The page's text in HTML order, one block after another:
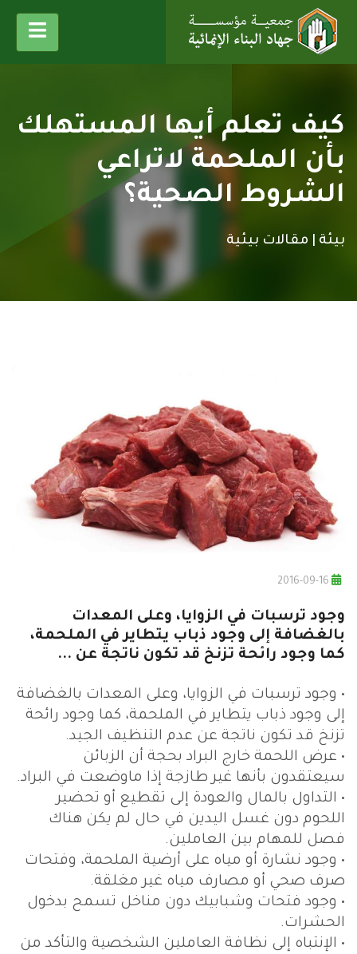
كيف تعلم أيها المستهلك
بأن الملحمة لاتراعي
الشروط الصحية؟
بيئة | مقالات بيئية
وجود ترسبات في الزوايا، وعلى المعدات
بالغضافة إلى وجود ذباب يتطاير في الملحمة،
كما وجود رائحة تزنخ قد تكون ناتجة عن ...
• وجود ترسبات في الزوايا، وعلى المعدات بالغضافة
إلى وجود ذباب يتطاير في الملحمة، كما وجود رائحة
تزنخ قد تكون ناتجة عن عدم التنظيف الجيد.
• عرض اللحمة خارج البراد بحجة أن الزبائن
سيعتقدون بأنها غير طازجة إذا ماوضعت في البراد.
• التداول بالمال والعودة إلى تقطيع أو تحضير
اللحوم دون غسل اليدين في حال لم يكن هناك
فصل للمهام بين العاملين.
• وجود نشارة أو مياه على أرضية الملحمة، وفتحات
صرف صحي أو مصارف مياه غير مغلقة.
• وجود فتحات وشبابيك دون مناخل تسمح بدخول
الحشرات.
• الإنتباه إلى نظافة العاملين الشخصية والتأكد من